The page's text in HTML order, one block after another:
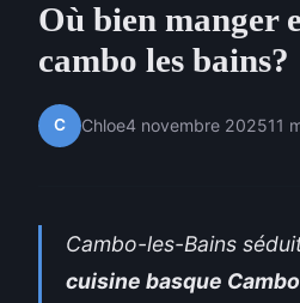
Où bien manger
cambo les bains?
C Chloe4 novembre 202511
Cambo-les-Bains
cuisine basque Cambo